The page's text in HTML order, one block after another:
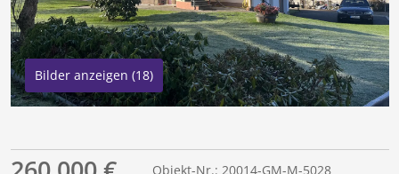
Bilder anzeigen (18)
Objekt-Nr.: 20014-GM-M-5028